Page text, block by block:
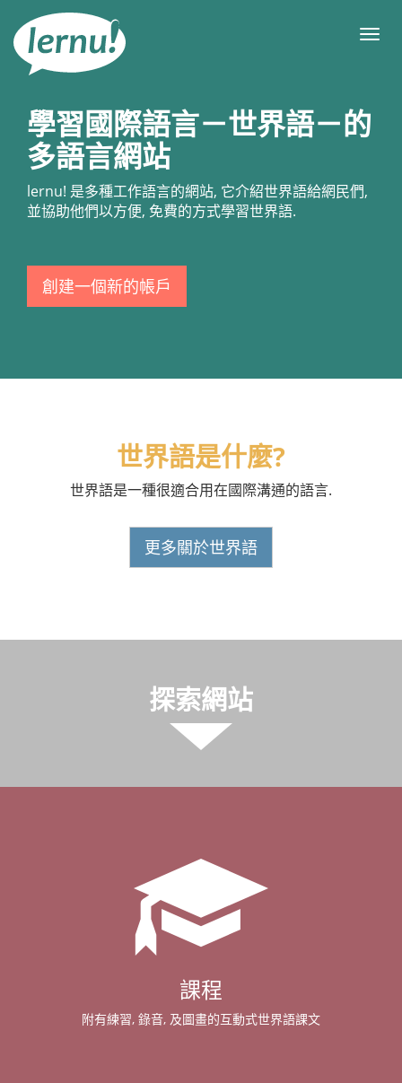
目
學習國際語言－世界語－的
多語言網站
lernu! 是多種工作語言的網站, 它介紹世界語給網民們,
並協助他們以方便, 免費的方式學習世界語.
創建一個新的帳戶
世界語是什麼?
世界語是一種很適合用在國際溝通的語言.
更多關於世界語
探索網站
課程
附有練習, 錄音, 及圖畫的互動式世界語課文